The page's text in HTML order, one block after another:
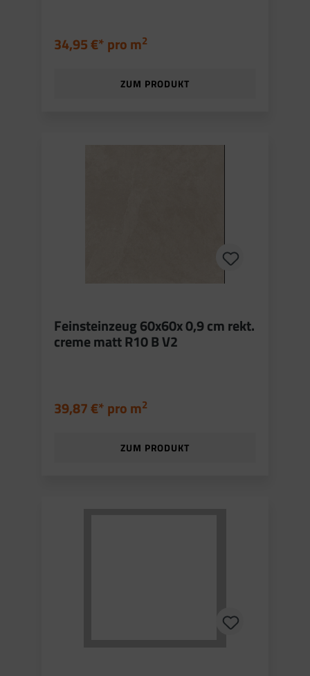
34,95 €* pro m2
ZUM PRODUKT
Feinsteinzeug 60x60x 0,9 cm rekt.
creme matt R10 B V2
39,87 €* pro m2
ZUM PRODUKT